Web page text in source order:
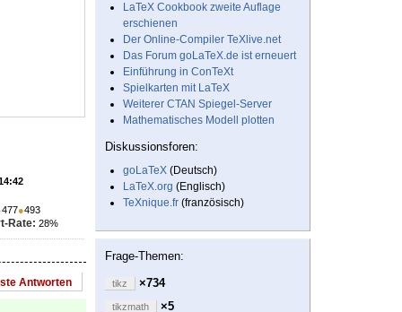
477●493
Rate: 28%
Antworten
LaTeX Cookbook zweite Auflage
erschienen
Der Online-Compiler TeXlive.net
Das Forum goLaTeX.de ist erneuert
Einführung in ConTeXt
Spielkarten mit LaTeX
Weiterer CTAN Spiegel-Server
Mathematisches Modell plotten
Diskussionsforen:
goLaTeX (Deutsch)
LaTeX.org (Englisch)
TeXnique.fr (französisch)
Frage-Themen:
tikz ×734
tikzmath ×5